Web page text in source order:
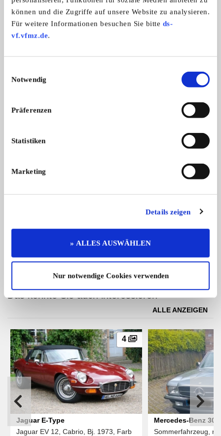
können und die Zugriffe auf unsere Website zu analysieren.
Für weitere Informationen besuchen Sie bitte ds-
vf.vfmz.de.
Notwendig
Präferenzen
Statistiken
Marketing
Details zeigen
» ALLES AUSWÄHLEN
Nur notwendige Cookies verwenden
Ein Video vom Auto
https://youtube.com/shorts/OwOurijIeEM?
is=wOR11xKu0qNs2zHo
ALLE ANZEIGEN
15
Sehr schöner weißer Fiat 500 L in ...
19.990,- €
Das könnte Sie auch interessieren
ALLE ANZEIGEN
4
Jaguar E-Type
Jaguar EV 12, Cabrio, Bj. 1973, Farb
Sommerfahrzeug,